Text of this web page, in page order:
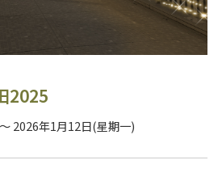
2025
2026年1月12日(星期一)